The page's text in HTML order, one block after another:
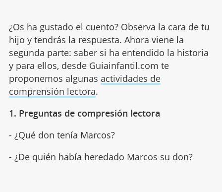
¿Os ha gustado el cuento? Observa la cara de tu
hijo y tendrás la respuesta. Ahora viene la
segunda parte: saber si ha entendido la historia
y para ellos, desde Guiainfantil.com te
proponemos algunas actividades de
comprensión lectora.
1. Preguntas de compresión lectora
- ¿Qué don tenía Marcos?
- ¿De quién había heredado Marcos su don?